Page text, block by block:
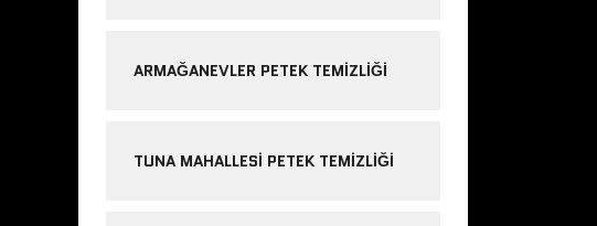
ARMAĞANEVLER PETEK TEMIZLIĞI
TUNA MAHALLESI PETEK TEMIZLIĞI